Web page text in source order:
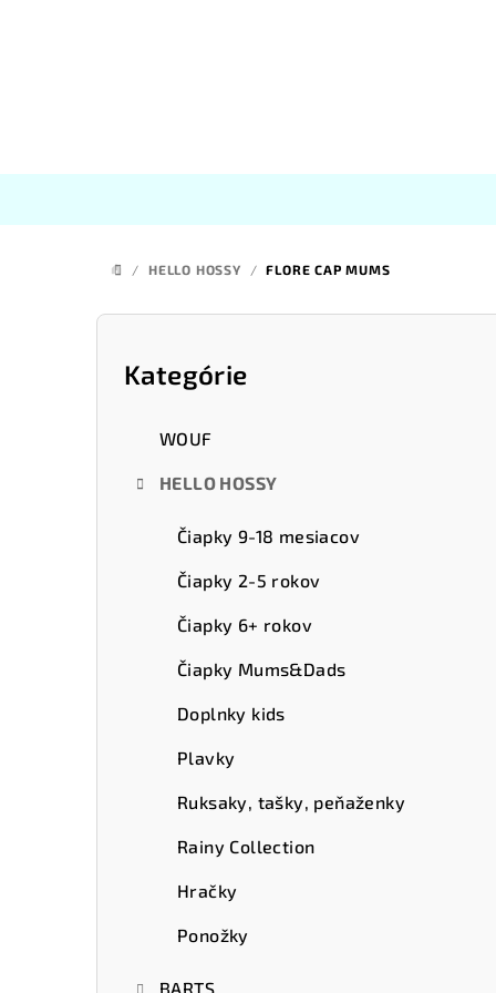
DOMOV
/ HELLO HOSSY / FLORE CAP MUMS
B
Preskočiť
kategórie
Kategórie
WOUF
HELLO HOSSY
Čiapky 9-18 mesiacov
Čiapky 2-5 rokov
Čiapky 6+ rokov
Čiapky Mums&Dads
Doplnky kids
Plavky
Ruksaky, tašky, peňaženky
Rainy Collection
Hračky
Ponožky
BARTS